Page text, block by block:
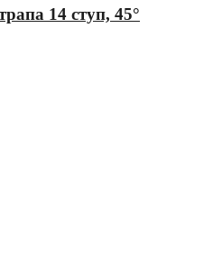
14 ступ, 45°